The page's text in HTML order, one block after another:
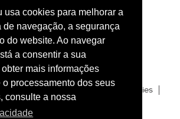
usa cookies para melhorar a
navegação, a segurança
do website. Ao navegar
a consentir a sua
mais informações
processamento dos seus
consulte a nossa
de Privacidade
Política de Cookies
Site
Livro de Reclamações
Denúncia_Galileu Temporário